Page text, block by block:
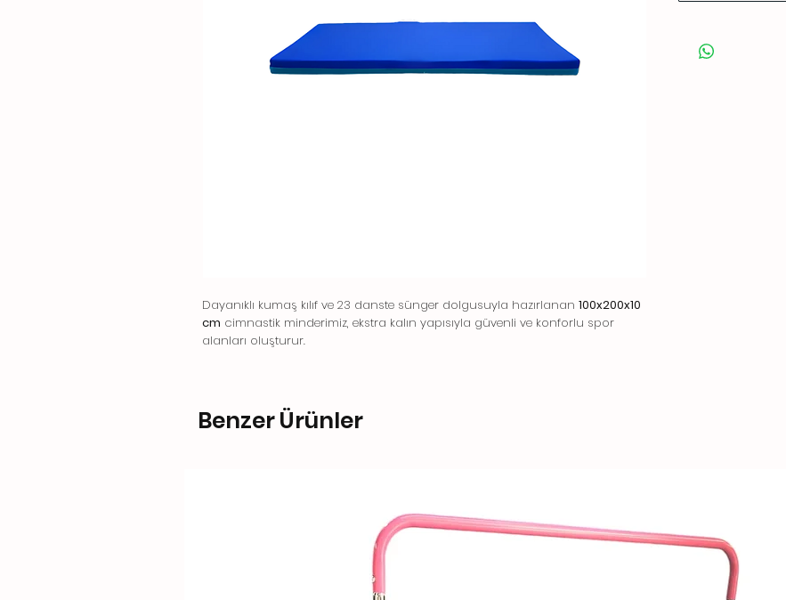
Dayanıklı kumaş kılıf ve 23 danste sünger dolgusuyla hazırlanan 100x200x10
cm cimnastik minderimiz, ekstra kalın yapısıyla güvenli ve konforlu spor
alanları oluşturur.
Benzer Ürünler